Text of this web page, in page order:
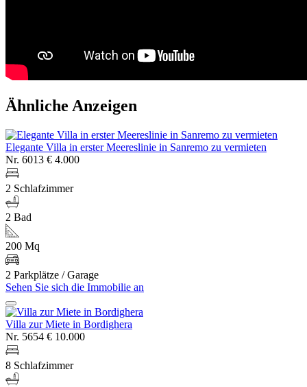
Ähnliche Anzeigen
Elegante Villa in erster Meereslinie in Sanremo zu vermieten
Nr. 6013 € 4.000
2 Schlafzimmer
2 Bad
200 Mq
2 Parkplätze / Garage
Sehen Sie sich die Immobilie an
Villa zur Miete in Bordighera
Nr. 5654 € 10.000
8 Schlafzimmer